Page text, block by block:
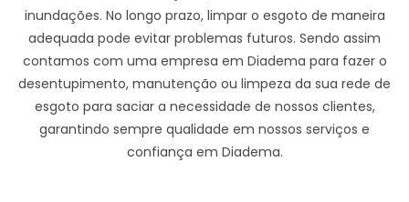
inundações. No longo prazo, limpar o esgoto de maneira
adequada pode evitar problemas futuros. Sendo assim
contamos com uma empresa em Diadema para fazer o
desentupimento, manutenção ou limpeza da sua rede de
esgoto para saciar a necessidade de nossos clientes,
garantindo sempre qualidade em nossos serviços e
confiança em Diadema.